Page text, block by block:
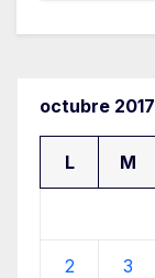
octubre 2017
L M
2 3